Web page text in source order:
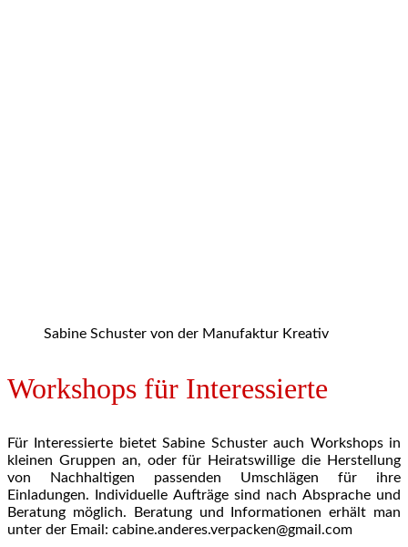
Sabine Schuster von der Manufaktur Kreativ
Workshops für Interessierte
Für Interessierte bietet Sabine Schuster auch Workshops in
kleinen Gruppen an, oder für Heiratswillige die Herstellung
von Nachhaltigen passenden Umschlägen für ihre
Einladungen. Individuelle Aufträge sind nach Absprache und
Beratung möglich. Beratung und Informationen erhält man
unter der Email: cabine.anderes.verpacken@gmail.com